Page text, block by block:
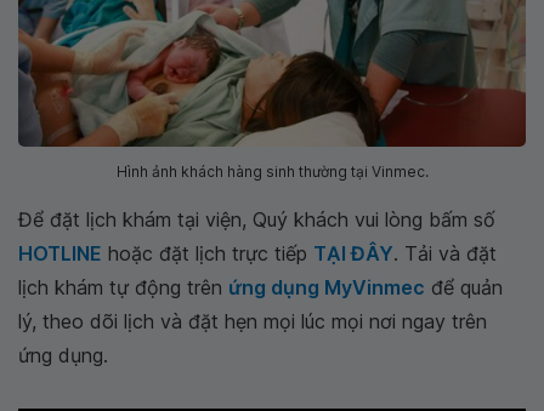
Hình ảnh khách hàng sinh thường tại Vinmec.
Để đặt lịch khám tại viện, Quý khách vui lòng bấm số
HOTLINE hoặc đặt lịch trực tiếp TẠI ĐÂY. Tải và đặt
lịch khám tự động trên ứng dụng MyVinmec để quản
lý, theo dõi lịch và đặt hẹn mọi lúc mọi nơi ngay trên
ứng dụng.